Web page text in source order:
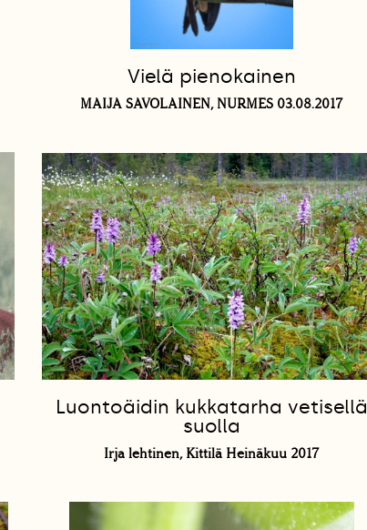
Vielä pienokainen
MAIJA SAVOLAINEN, NURMES 03.08.2017
Luontoäidin kukkatarha vetisellä
suolla
Irja lehtinen, Kittilä Heinäkuu 2017